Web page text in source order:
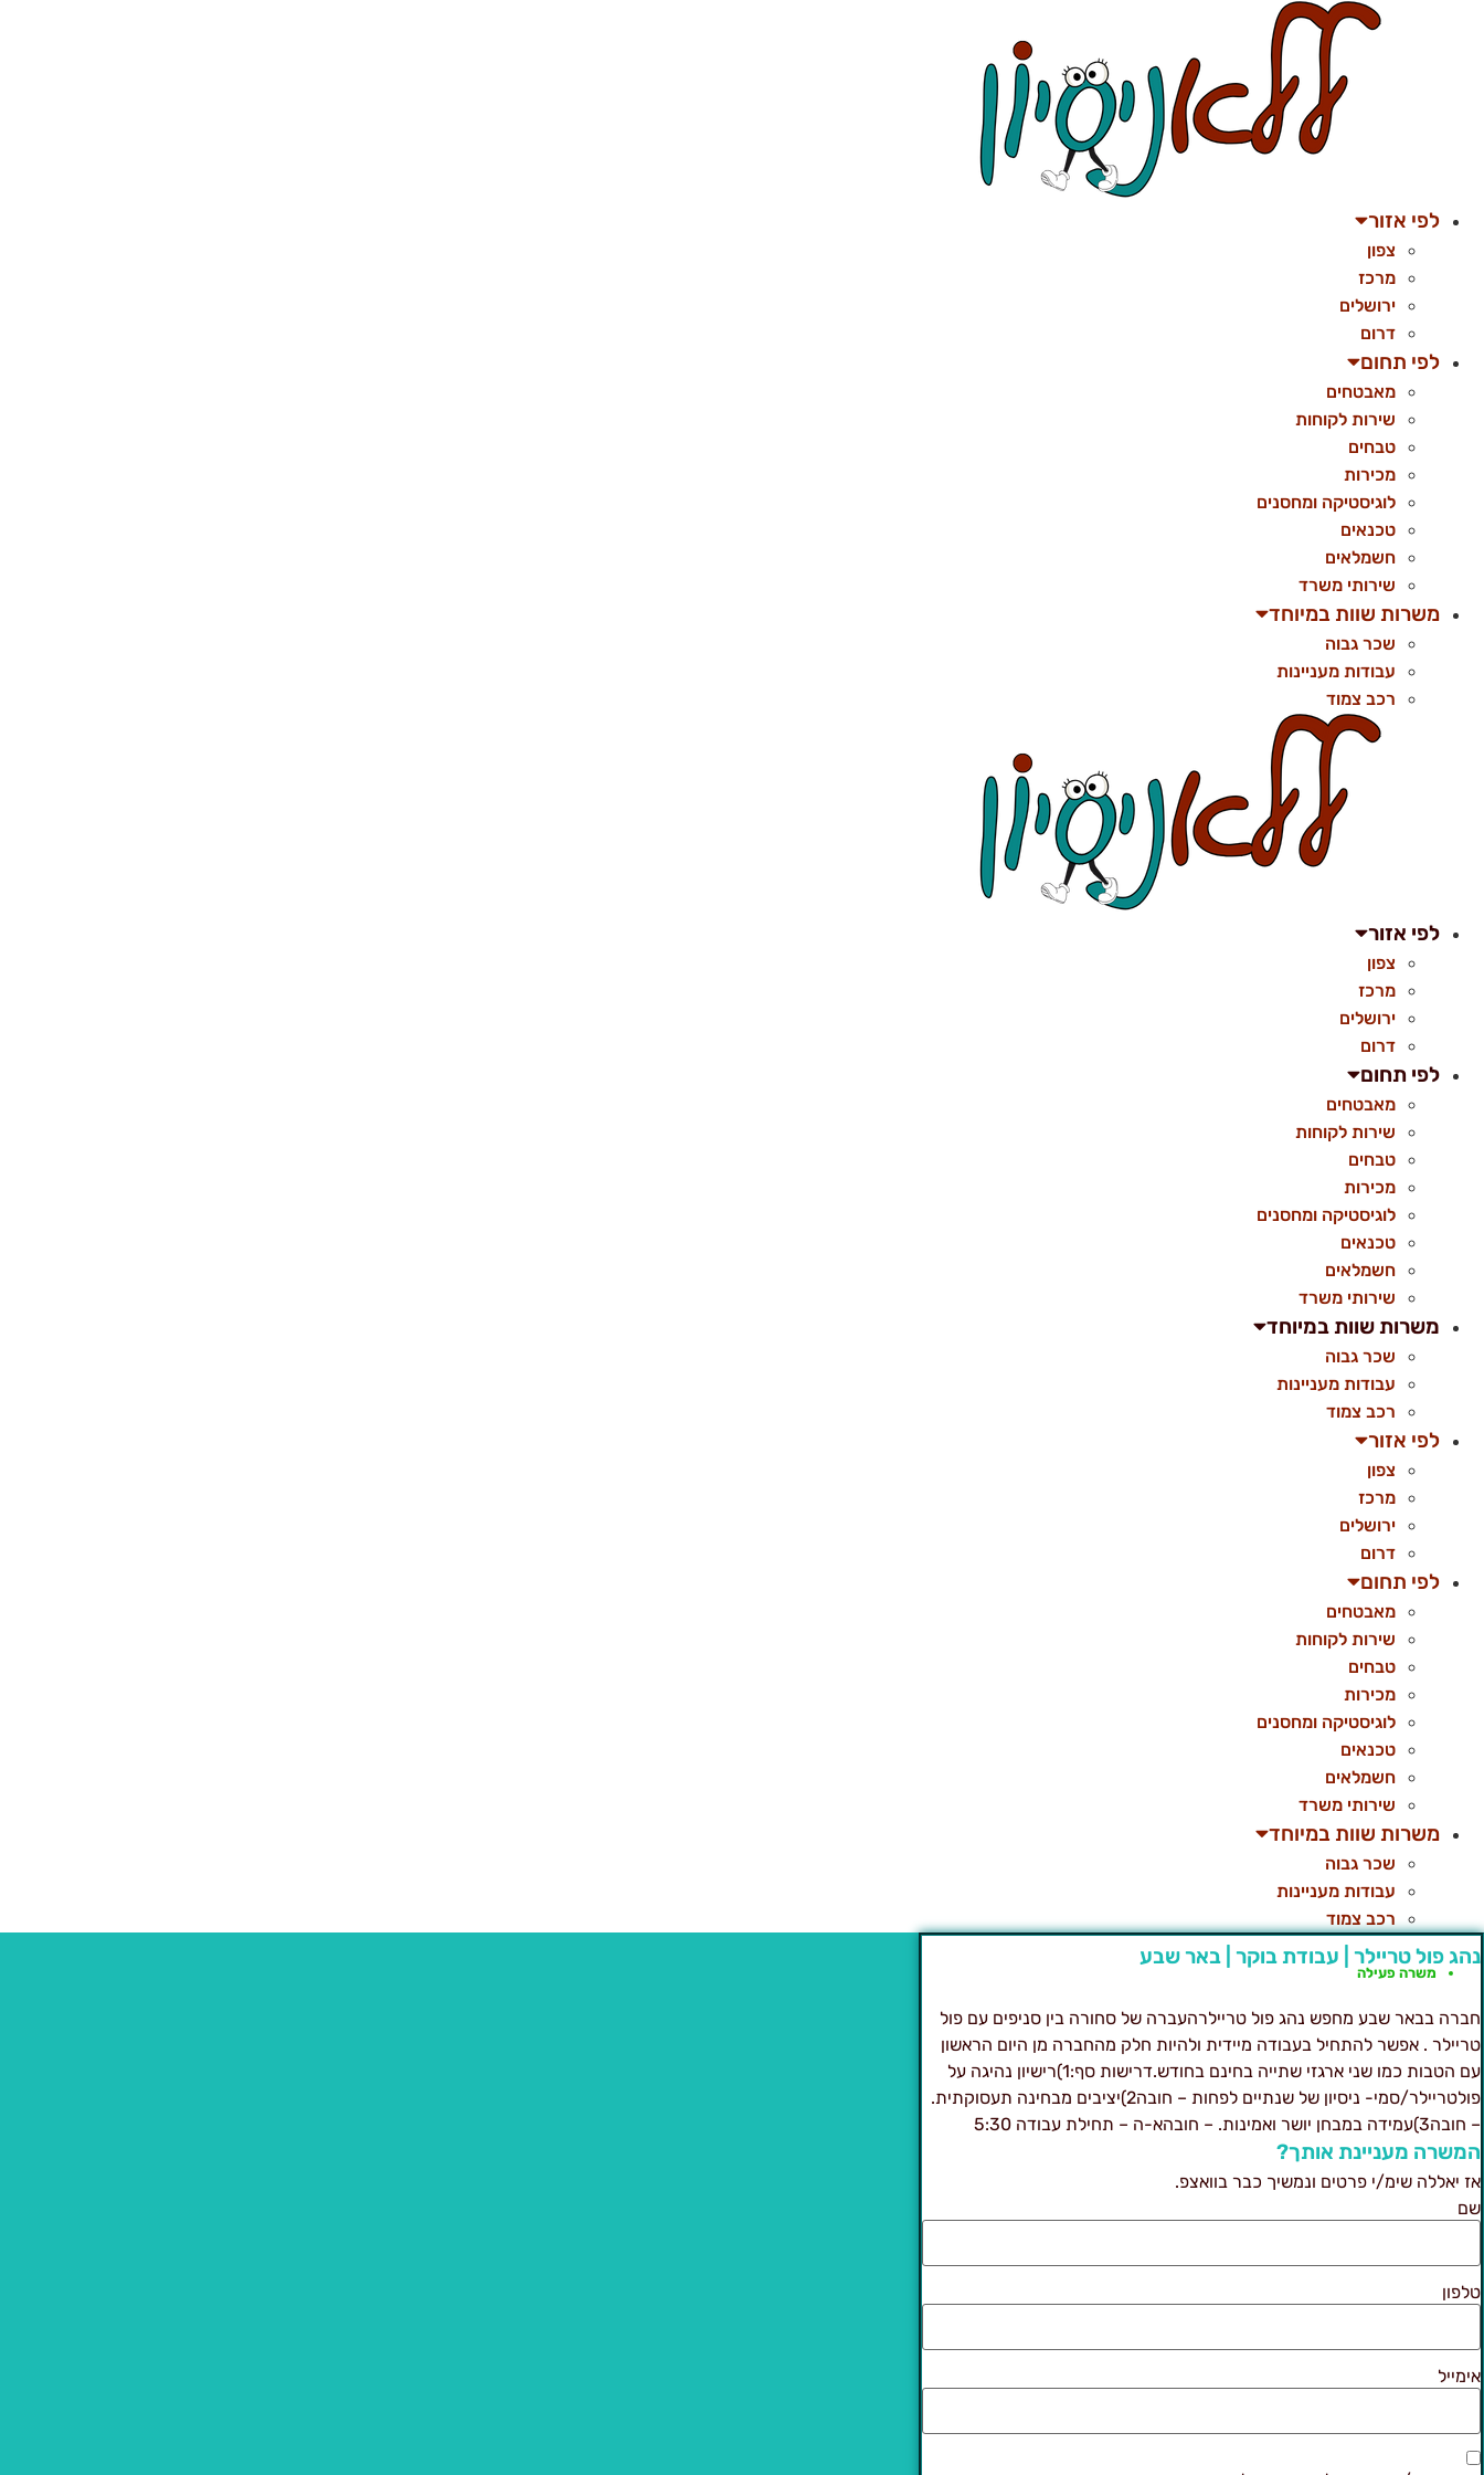
לפי אזור
צפון
מרכז
ירושלים
דרום
לפי תחום
מאבטחים
שירות לקוחות
טבחים
מכירות
לוגיסטיקה ומחסנים
טכנאים
חשמלאים
שירותי משרד
משרות שוות במיוחד
שכר גבוה
עבודות מעניינות
רכב צמוד
לפי אזור
צפון
מרכז
ירושלים
דרום
לפי תחום
מאבטחים
שירות לקוחות
טבחים
מכירות
לוגיסטיקה ומחסנים
טכנאים
חשמלאים
שירותי משרד
משרות שוות במיוחד
שכר גבוה
עבודות מעניינות
רכב צמוד
לפי אזור
צפון
מרכז
ירושלים
דרום
לפי תחום
מאבטחים
שירות לקוחות
טבחים
מכירות
לוגיסטיקה ומחסנים
טכנאים
חשמלאים
שירותי משרד
משרות שוות במיוחד
שכר גבוה
עבודות מעניינות
רכב צמוד
נהג פול טריילר | עבודת בוקר | באר שבע
משרה פעילה
חברה בבאר שבע מחפש נהג פול טריילרהעברה של סחורה בין סניפים עם פול
טריילר . אפשר להתחיל בעבודה מיידית ולהיות חלק מהחברה מן היום הראשון
עם הטבות כמו שני ארגזי שתייה בחינם בחודש.דרישות סף:1)רישיון נהיגה על
פולטריילר/סמי- ניסיון של שנתיים לפחות – חובה2)יציבים מבחינה תעסוקתית.
– חובה3)עמידה במבחן יושר ואמינות. – חובהא-ה – תחילת עבודה 5:30
המשרה מעניינת אותך?
אז יאללה שימ/י פרטים ונמשיך כבר בוואצפ.
שם
טלפון
אימייל